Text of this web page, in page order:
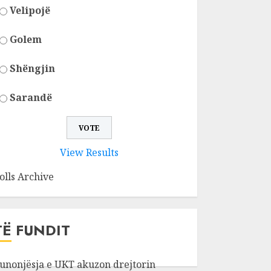
Velipojë
Golem
Shëngjin
Sarandë
View Results
Archive
FUNDIT
e UKT akuzon drejtorin